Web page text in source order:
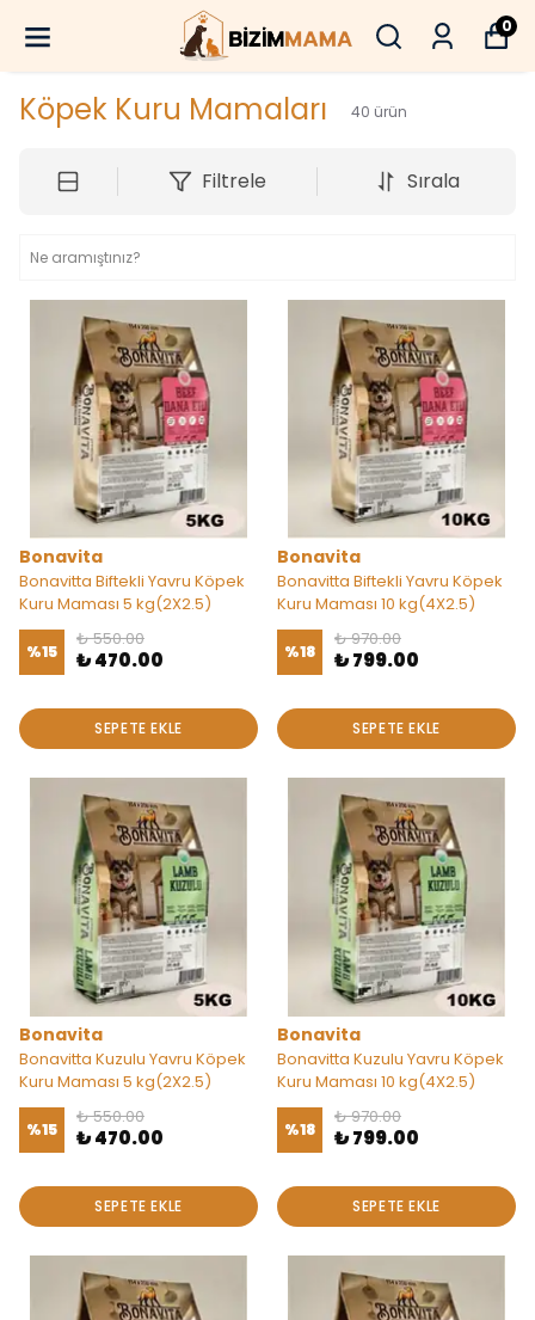
0
Köpek Kuru Mamaları 40 ürün
Filtrele Sırala
Bonavita
Bonavitta Biftekli Yavru Köpek
Kuru Maması 5 kg(2X2.5)
%15
₺ 550.00
₺ 470.00
SEPETE EKLE
Bonavita
Bonavitta Biftekli Yavru Köpek
Kuru Maması 10 kg(4X2.5)
%18
₺ 970.00
₺ 799.00
SEPETE EKLE
Bonavita
Bonavitta Kuzulu Yavru Köpek
Kuru Maması 5 kg(2X2.5)
%15
₺ 550.00
₺ 470.00
SEPETE EKLE
Bonavita
Bonavitta Kuzulu Yavru Köpek
Kuru Maması 10 kg(4X2.5)
%18
₺ 970.00
₺ 799.00
SEPETE EKLE